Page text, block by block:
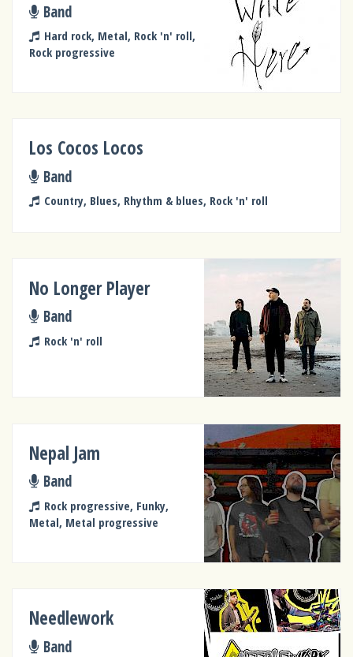
Band
Hard rock, Metal, Rock 'n' roll,
Rock progressive
Los Cocos Locos
Band
Country, Blues, Rhythm & blues, Rock 'n' roll
No Longer Player
Band
Rock 'n' roll
Nepal Jam
Band
Rock progressive, Funky,
Metal, Metal progressive
Needlework
Band